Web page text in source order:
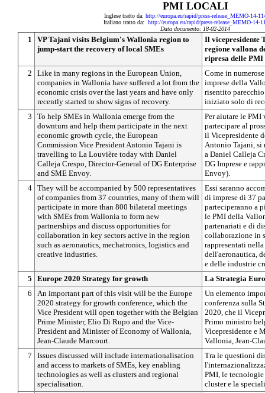
PMI LOCALI
Inglese tratto da: http://europa.eu/rapid/press-release_MEMO-14-
Italiano tratto da: http://europa.eu/rapid/press-release_MEMO-14-
Data documento: 18-02-2014
1
VP Tajani visits Belgium's Wallonia region to
jump-start the recovery of local SMEs
Il vicepresidente
regione vallona
ripresa delle
2
Like in many regions in the European Union,
companies in Wallonia have suffered a lot from the
economic crisis over the last years and have only
recently started to show signs of recovery.
Come in
imprese della
risentito
iniziato solo di
3
To help SMEs in Wallonia emerge from the
downturn and help them participate in the next
economic growth cycle, the European
Commission Vice President Antonio Tajani is
travelling to La Louvière today with Daniel
Calleja Crespo, Director-General of DG Enterprise
and SME Envoy.
Per aiutare le PMI
partecipare al
il Vicepresidente
Antonio Tajani, si
a Daniel Calleja
DG Imprese e
Envoy).
4 They will be accompanied by 500 representatives
of companies from 37 countries, many of them will
participate in more than 800 bilateral meetings
with SMEs from Wallonia to form new
partnerships and discuss opportunities for
collaboration in key sectors active in the region
such as aeronautics, mechatronics, logistics and
creative industries.
Essi saranno
di imprese di 37
parteciperanno a
le PMI della
partenariati e di
collaborazione in
rappresentati
dell'aeronautica,
e delle industrie
5
Europe 2020 Strategy for growth
La Strategia
6
An important part of this visit will be the Europe
2020 strategy for growth conference, which the
Vice President will open together with the Belgian
Prime Minister, Elio Di Rupo and the Vice-
President and Minister of Economy of Wallonia,
Jean-Claude Marcourt.
Un elemento
conferenza sulla
2020, che il
Primo ministro
Vicepresidente e
Vallonia, Jean-
7
Issues discussed will include internationalisation
and access to markets of SMEs, key enabling
technologies as well as clusters and regional
specialisation.
Tra le questioni
PMI, le
cluster e la